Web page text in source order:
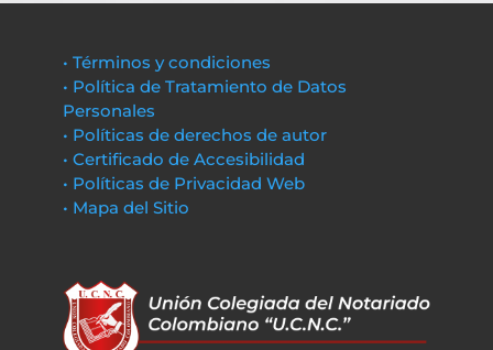
• Términos y condiciones
• Política de Tratamiento de Datos
Personales
• Políticas de derechos de autor
• Certificado de Accesibilidad
• Políticas de Privacidad Web
• Mapa del Sitio